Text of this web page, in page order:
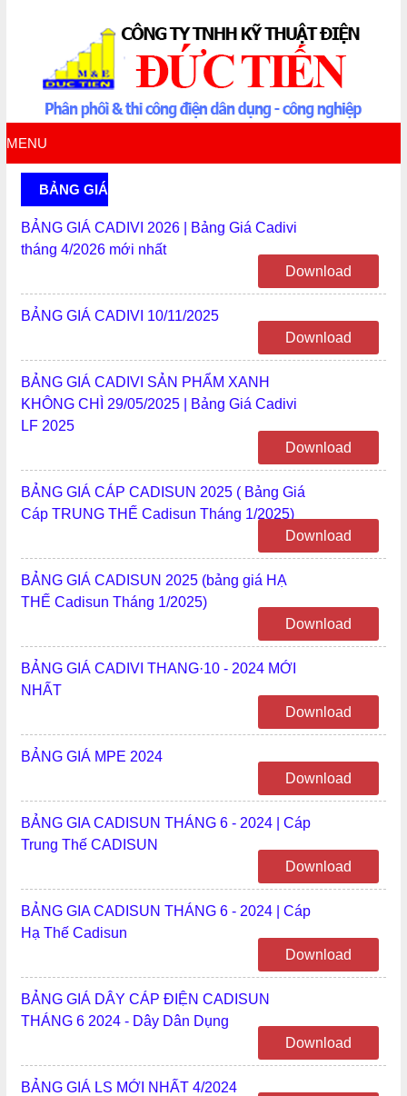
MENU
BẢNG GIÁ
BẢNG GIÁ CADIVI 2026 | Bảng Giá Cadivi
tháng 4/2026 mới nhất
Download
BẢNG GIÁ CADIVI 10/11/2025
Download
BẢNG GIÁ CADIVI SẢN PHẨM XANH
KHÔNG CHÌ 29/05/2025 | Bảng Giá Cadivi
LF 2025
Download
BẢNG GIÁ CÁP CADISUN 2025 ( Bảng Giá
Cáp TRUNG THẾ Cadisun Tháng 1/2025)
Download
BẢNG GIÁ CADISUN 2025 (bảng giá HẠ
THẾ Cadisun Tháng 1/2025)
Download
BẢNG GIÁ CADIVI THANG·10 - 2024 MỚI
NHẤT
Download
BẢNG GIÁ MPE 2024
Download
BẢNG GIA CADISUN THÁNG 6 - 2024 | Cáp
Trung Thế CADISUN
Download
BẢNG GIA CADISUN THÁNG 6 - 2024 | Cáp
Hạ Thế Cadisun
Download
BẢNG GIÁ DÂY CÁP ĐIỆN CADISUN
THÁNG 6 2024 - Dây Dân Dụng
Download
BẢNG GIÁ LS MỚI NHẤT 4/2024